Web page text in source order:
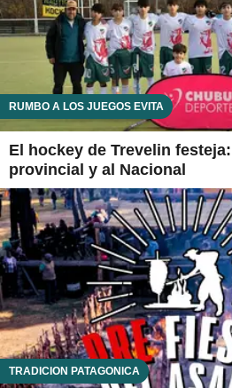
RUMBO A LOS JUEGOS EVITA
El hockey de Trevelin
provincial y al Nacional
TRADICIÓN PATAGÓNICA